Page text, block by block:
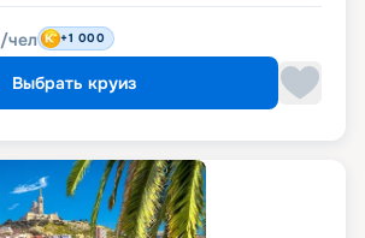
/чел +1 000
Выбрать круиз